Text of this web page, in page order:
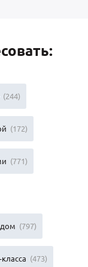
(244)
(172)
(771)
(797)
(473)